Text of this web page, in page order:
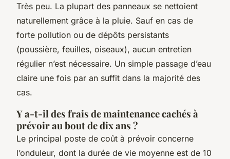
Très peu. La plupart des panneaux se nettoient
naturellement grâce à la pluie. Sauf en cas de
forte pollution ou de dépôts persistants
(poussière, feuilles, oiseaux), aucun entretien
régulier n’est nécessaire. Un simple passage d’eau
claire une fois par an suffit dans la majorité des
cas.
Y a-t-il des frais de maintenance cachés à
prévoir au bout de dix ans ?
Le principal poste de coût à prévoir concerne
l’onduleur, dont la durée de vie moyenne est de 10